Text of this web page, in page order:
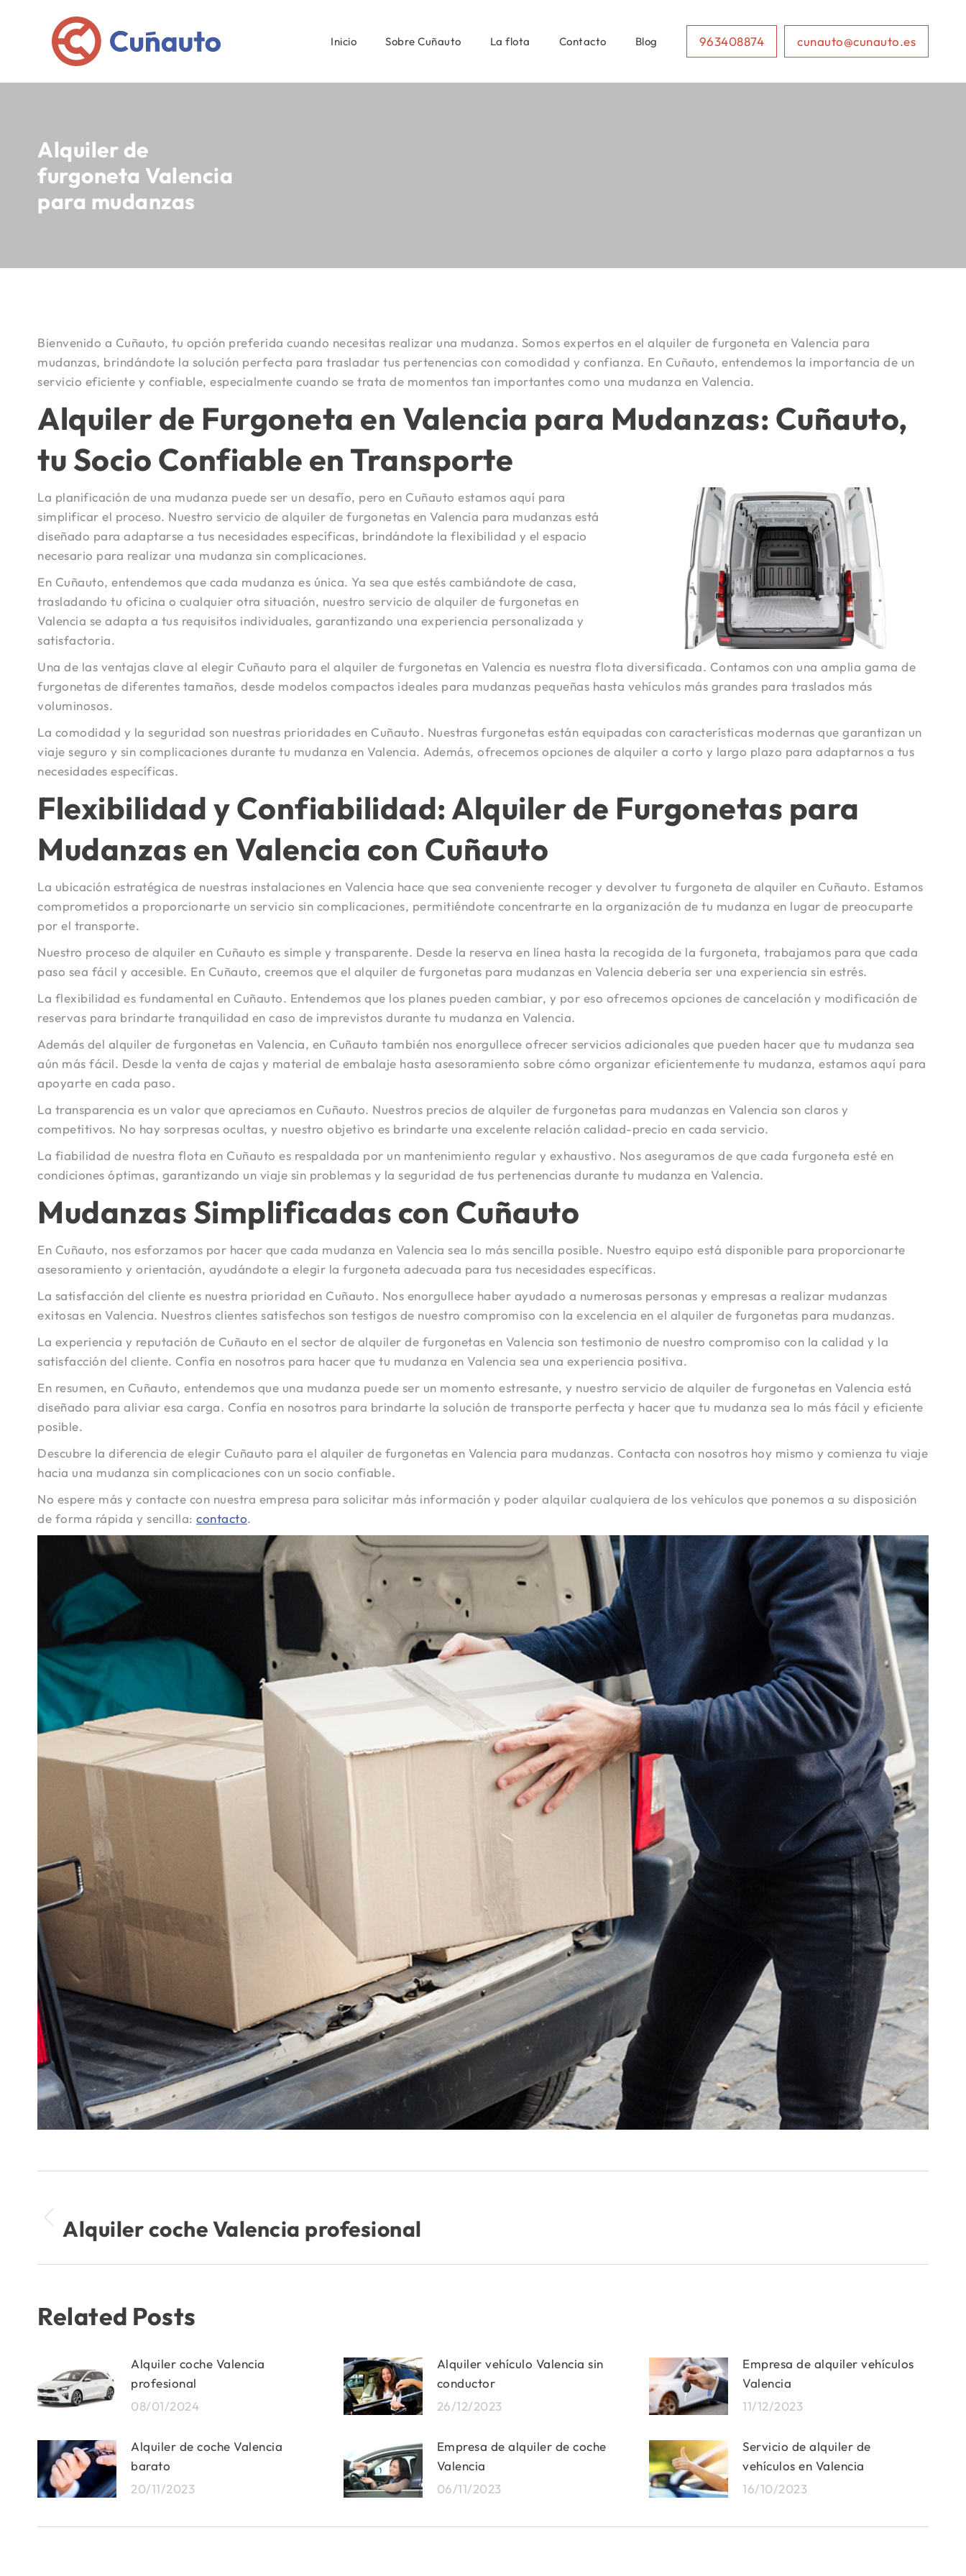
Inicio Sobre Cuñauto La flota Contacto Blog 963408874 cunauto@cunauto.es
Alquiler de
furgoneta Valencia
para mudanzas
Bienvenido a Cuñauto, tu opción preferida cuando necesitas realizar una mudanza. Somos expertos en el alquiler de furgoneta en Valencia para
mudanzas, brindándote la solución perfecta para trasladar tus pertenencias con comodidad y confianza. En Cuñauto, entendemos la importancia de un
servicio eficiente y confiable, especialmente cuando se trata de momentos tan importantes como una mudanza en Valencia.
Alquiler de Furgoneta en Valencia para Mudanzas: Cuñauto,
tu Socio Confiable en Transporte
La planificación de una mudanza puede ser un desafío, pero en Cuñauto estamos aquí para
simplificar el proceso. Nuestro servicio de alquiler de furgonetas en Valencia para mudanzas está
diseñado para adaptarse a tus necesidades específicas, brindándote la flexibilidad y el espacio
necesario para realizar una mudanza sin complicaciones.
En Cuñauto, entendemos que cada mudanza es única. Ya sea que estés cambiándote de casa,
trasladando tu oficina o cualquier otra situación, nuestro servicio de alquiler de furgonetas en
Valencia se adapta a tus requisitos individuales, garantizando una experiencia personalizada y
satisfactoria.
Una de las ventajas clave al elegir Cuñauto para el alquiler de furgonetas en Valencia es nuestra flota diversificada. Contamos con una amplia gama de
furgonetas de diferentes tamaños, desde modelos compactos ideales para mudanzas pequeñas hasta vehículos más grandes para traslados más
voluminosos.
La comodidad y la seguridad son nuestras prioridades en Cuñauto. Nuestras furgonetas están equipadas con características modernas que garantizan un
viaje seguro y sin complicaciones durante tu mudanza en Valencia. Además, ofrecemos opciones de alquiler a corto y largo plazo para adaptarnos a tus
necesidades específicas.
Flexibilidad y Confiabilidad: Alquiler de Furgonetas para
Mudanzas en Valencia con Cuñauto
La ubicación estratégica de nuestras instalaciones en Valencia hace que sea conveniente recoger y devolver tu furgoneta de alquiler en Cuñauto. Estamos
comprometidos a proporcionarte un servicio sin complicaciones, permitiéndote concentrarte en la organización de tu mudanza en lugar de preocuparte
por el transporte.
Nuestro proceso de alquiler en Cuñauto es simple y transparente. Desde la reserva en línea hasta la recogida de la furgoneta, trabajamos para que cada
paso sea fácil y accesible. En Cuñauto, creemos que el alquiler de furgonetas para mudanzas en Valencia debería ser una experiencia sin estrés.
La flexibilidad es fundamental en Cuñauto. Entendemos que los planes pueden cambiar, y por eso ofrecemos opciones de cancelación y modificación de
reservas para brindarte tranquilidad en caso de imprevistos durante tu mudanza en Valencia.
Además del alquiler de furgonetas en Valencia, en Cuñauto también nos enorgullece ofrecer servicios adicionales que pueden hacer que tu mudanza sea
aún más fácil. Desde la venta de cajas y material de embalaje hasta asesoramiento sobre cómo organizar eficientemente tu mudanza, estamos aquí para
apoyarte en cada paso.
La transparencia es un valor que apreciamos en Cuñauto. Nuestros precios de alquiler de furgonetas para mudanzas en Valencia son claros y
competitivos. No hay sorpresas ocultas, y nuestro objetivo es brindarte una excelente relación calidad-precio en cada servicio.
La fiabilidad de nuestra flota en Cuñauto es respaldada por un mantenimiento regular y exhaustivo. Nos aseguramos de que cada furgoneta esté en
condiciones óptimas, garantizando un viaje sin problemas y la seguridad de tus pertenencias durante tu mudanza en Valencia.
Mudanzas Simplificadas con Cuñauto
En Cuñauto, nos esforzamos por hacer que cada mudanza en Valencia sea lo más sencilla posible. Nuestro equipo está disponible para proporcionarte
asesoramiento y orientación, ayudándote a elegir la furgoneta adecuada para tus necesidades específicas.
La satisfacción del cliente es nuestra prioridad en Cuñauto. Nos enorgullece haber ayudado a numerosas personas y empresas a realizar mudanzas
exitosas en Valencia. Nuestros clientes satisfechos son testigos de nuestro compromiso con la excelencia en el alquiler de furgonetas para mudanzas.
La experiencia y reputación de Cuñauto en el sector de alquiler de furgonetas en Valencia son testimonio de nuestro compromiso con la calidad y la
satisfacción del cliente. Confía en nosotros para hacer que tu mudanza en Valencia sea una experiencia positiva.
En resumen, en Cuñauto, entendemos que una mudanza puede ser un momento estresante, y nuestro servicio de alquiler de furgonetas en Valencia está
diseñado para aliviar esa carga. Confía en nosotros para brindarte la solución de transporte perfecta y hacer que tu mudanza sea lo más fácil y eficiente
posible.
Descubre la diferencia de elegir Cuñauto para el alquiler de furgonetas en Valencia para mudanzas. Contacta con nosotros hoy mismo y comienza tu viaje
hacia una mudanza sin complicaciones con un socio confiable.
No espere más y contacte con nuestra empresa para solicitar más información y poder alquilar cualquiera de los vehículos que ponemos a su disposición
de forma rápida y sencilla: contacto.
entre
publicaciones
Publicación
anterior:
Alquiler coche Valencia profesional
Related Posts
Alquiler coche Valencia
profesional
08/01/2024
Alquiler vehículo Valencia sin
conductor
26/12/2023
Empresa de alquiler vehículos
Valencia
11/12/2023
Alquiler de coche Valencia
barato
20/11/2023
Empresa de alquiler de coche
Valencia
06/11/2023
Servicio de alquiler de
vehículos en Valencia
16/10/2023